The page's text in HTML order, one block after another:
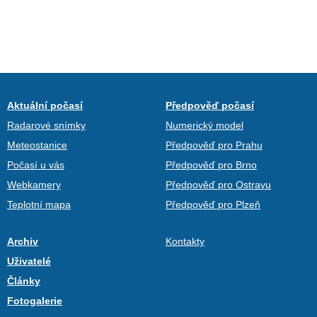
Aktuální počasí
Radarové snímky
Meteostanice
Počasí u vás
Webkamery
Teplotní mapa
Předpověď počasí
Numerický model
Předpověď pro Prahu
Předpověď pro Brno
Předpověď pro Ostravu
Předpověď pro Plzeň
Archiv
Uživatelé
Články
Fotogalerie
Kontakty